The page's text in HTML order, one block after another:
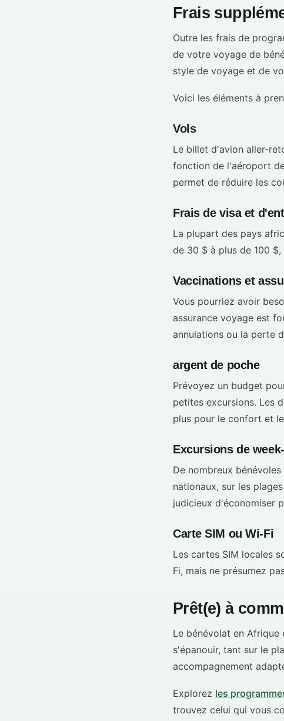
Frais
Outre les frais de
de votre voyage de
style de voyage et de
Voici les éléments à
Vols
Le billet d'avion aller-
fonction de l'aéroport
permet de réduire les
Frais de visa et
La plupart des pays
de 30 $ à plus de 100
Vaccinations et
Vous pourriez avoir
assurance voyage est
annulations ou la perte
argent de poche
Prévoyez un budget
petites excursions. Les
plus pour le confort et
Excursions de
De nombreux
nationaux, sur les
judicieux d'économiser
Carte SIM ou Wi-Fi
Les cartes SIM locales
Fi, mais ne présumez
Prêt(e) à
Le bénévolat en
s'épanouir, tant sur le
accompagnement
Explorez les
trouvez celui qui vous